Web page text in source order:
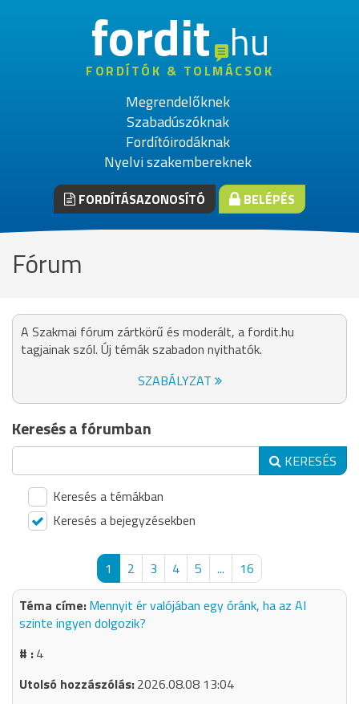
fordithu
FORDÍTÓK & TOLMÁCSOK
Megrendelőknek
Szabadúszóknak
Fordítóirodáknak
Nyelvi szakembereknek
FORDÍTÁSAZONOSÍTÓ BELÉPÉS
Fórum
A Szakmai fórum zártkörű és moderált, a fordit.hu
tagjainak szól. Új témák szabadon nyithatók.
SZABÁLYZAT
Keresés a fórumban
KERESÉS
Keresés a témákban
Keresés a bejegyzésekben
1 2 3 4 5 ...
16
Mennyit ér valójában egy óránk, ha az AI
szinte ingyen dolgozik?
4
2026.08.08 13:04